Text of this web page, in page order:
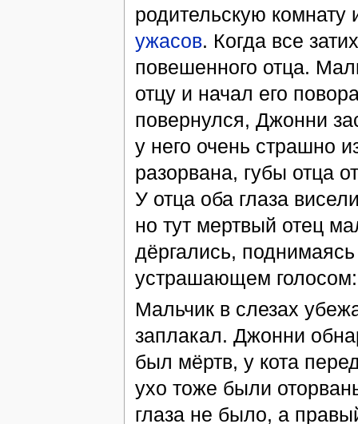
родительскую комнату
ужасов. Когда все
повешенного отца.
отцу и начал его
повернулся, Джонни
у него очень страшно
разорвана, губы отца
У отца оба глаза
но тут мертвый отец
дёргались,
устрашающем
Мальчик в слезах
заплакал. Джонни
был мёртв, у кота
ухо тоже были
глаза не было, а